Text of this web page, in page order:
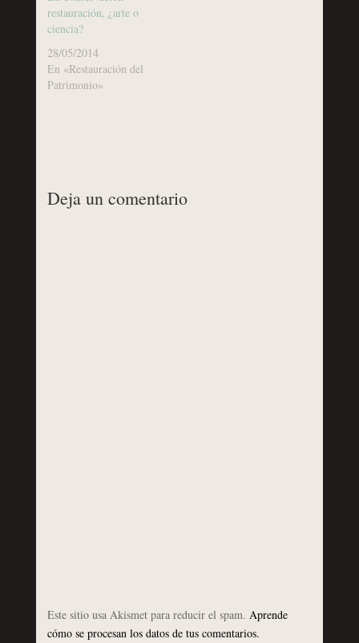
restauración, ¿arte o
ciencia?
28/05/2014
En «Restauración del
Patrimonio»
Deja un comentario
Este sitio usa Akismet para reducir el spam. Aprende
cómo se procesan los datos de tus comentarios.